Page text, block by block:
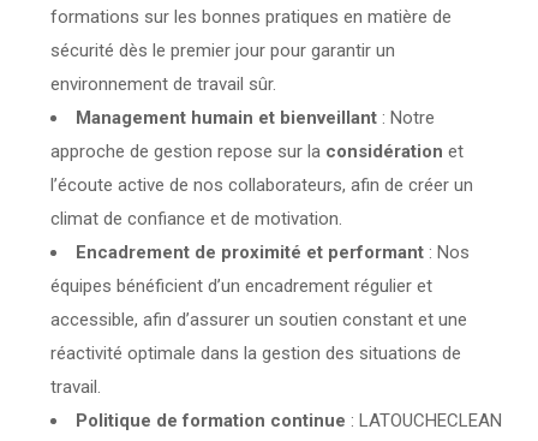
formations sur les bonnes pratiques en matière de
sécurité dès le premier jour pour garantir un
environnement de travail sûr.
Management humain et bienveillant : Notre
approche de gestion repose sur la considération et
l’écoute active de nos collaborateurs, afin de créer un
climat de confiance et de motivation.
Encadrement de proximité et performant : Nos
équipes bénéficient d’un encadrement régulier et
accessible, afin d’assurer un soutien constant et une
réactivité optimale dans la gestion des situations de
travail.
Politique de formation continue : LATOUCHECLEAN